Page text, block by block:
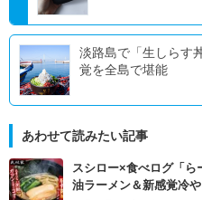
淡路島で「生しらす
覚を全島で堪能
あわせて読みたい記事
スシロー×食べログ「
油ラーメン＆新感覚冷